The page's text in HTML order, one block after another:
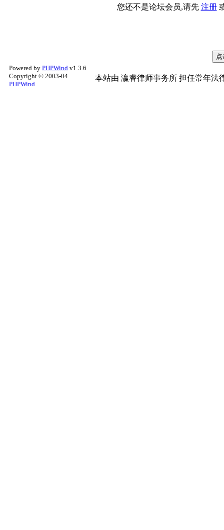
您还不是论坛会员,请先 注册
Powered by PHPWind v1.3.6
Copyright © 2003-04
PHPWind
本站由 瀛睿律师事务所 担任常年法